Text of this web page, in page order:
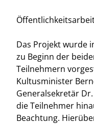
Das Projekt wurde
zu Beginn der
Teilnehmern
Kultusminister
Generalsekretär
die Teilnehmer
Beachtung.